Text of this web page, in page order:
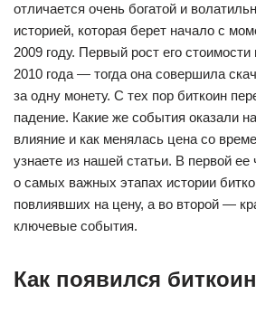
отличается очень богатой и
историей, которая берет начало с
2009 году. Первый рост его
2010 года — тогда она совершила
за одну монету. С тех пор биткоин
падение. Какие же события оказали
влияние и как менялась цена со
узнаете из нашей статьи. В первой
о самых важных этапах истории
повлиявших на цену, а во второй —
ключевые события.
Как появился